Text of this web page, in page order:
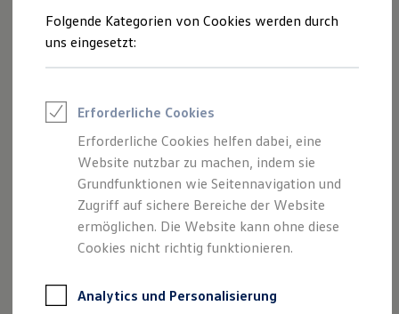
Feuerwehr
Rettungsdienste
ONE Business ID Vorteile
Fahrzeugsuche & Marktplatz
Digitaler Marktplatz
Kauf & Finanzierung
Online-Fahrzeugbewertung
Aktionen & Angebote
E-Auto-Förderung
Für Privatkunden
Für Gewerbekunden
Profi Paket
TopDeal
Zertifizierte Gebrauchtwagen
Folgende Kategorien von Cookies werden durch
uns eingesetzt:
Erforderliche Cookies
Erforderliche Cookies helfen dabei, eine
Website nutzbar zu machen, indem sie
Grundfunktionen wie Seitennavigation und
Zugriff auf sichere Bereiche der Website
ermöglichen. Die Website kann ohne diese
Cookies nicht richtig funktionieren.
Analytics und Personalisierung